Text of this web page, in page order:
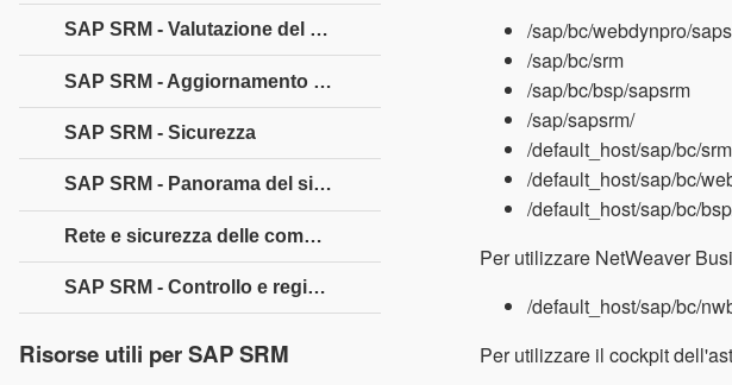
/sap/bc/webdynpro/
/sap/bc/srm
/sap/bc/bsp/sapsrm
/sap/sapsrm/
/default_host/sap/bc/srm
/default_host/sap/bc/
/default_host/sap/bc/
Per utilizzare NetWeaver
/default_host/sap/bc/
Per utilizzare il cockpit
SAP SRM - Valutazione del fornitore
SAP SRM - Aggiornamento catalogo MDM
SAP SRM - Sicurezza
SAP SRM - Panorama del sistema
Rete e sicurezza delle comunicazioni
SAP SRM - Controllo e registrazione
Risorse utili per SAP SRM